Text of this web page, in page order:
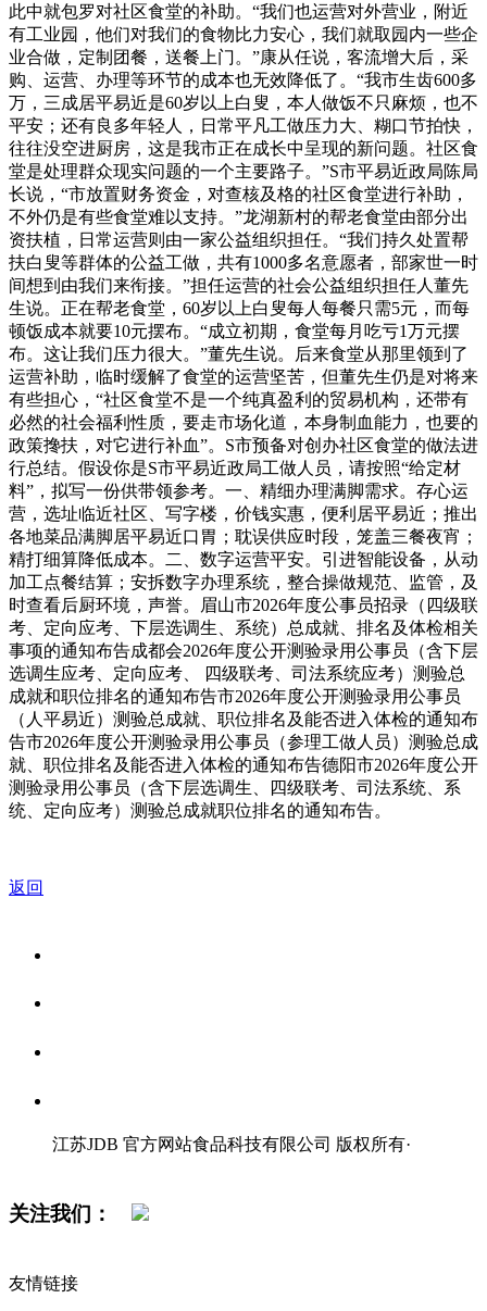
此中就包罗对社区食堂的补助。“我们也运营对外营业，附近
有工业园，他们对我们的食物比力安心，我们就取园内一些企
业合做，定制团餐，送餐上门。”康从任说，客流增大后，采
购、运营、办理等环节的成本也无效降低了。“我市生齿600多
万，三成居平易近是60岁以上白叟，本人做饭不只麻烦，也不
平安；还有良多年轻人，日常平凡工做压力大、糊口节拍快，
往往没空进厨房，这是我市正在成长中呈现的新问题。社区食
堂是处理群众现实问题的一个主要路子。”S市平易近政局陈局
长说，“市放置财务资金，对查核及格的社区食堂进行补助，
不外仍是有些食堂难以支持。”龙湖新村的帮老食堂由部分出
资扶植，日常运营则由一家公益组织担任。“我们持久处置帮
扶白叟等群体的公益工做，共有1000多名意愿者，部家世一时
间想到由我们来衔接。”担任运营的社会公益组织担任人董先
生说。正在帮老食堂，60岁以上白叟每人每餐只需5元，而每
顿饭成本就要10元摆布。“成立初期，食堂每月吃亏1万元摆
布。这让我们压力很大。”董先生说。后来食堂从那里领到了
运营补助，临时缓解了食堂的运营坚苦，但董先生仍是对将来
有些担心，“社区食堂不是一个纯真盈利的贸易机构，还带有
必然的社会福利性质，要走市场化道，本身制血能力，也要的
政策搀扶，对它进行补血”。S市预备对创办社区食堂的做法进
行总结。假设你是S市平易近政局工做人员，请按照“给定材
料”，拟写一份供带领参考。一、精细办理满脚需求。存心运
营，选址临近社区、写字楼，价钱实惠，便利居平易近；推出
各地菜品满脚居平易近口胃；耽误供应时段，笼盖三餐夜宵；
精打细算降低成本。二、数字运营平安。引进智能设备，从动
加工点餐结算；安拆数字办理系统，整合操做规范、监管，及
时查看后厨环境，声誉。眉山市2026年度公事员招录（四级联
考、定向应考、下层选调生、系统）总成就、排名及体检相关
事项的通知布告成都会2026年度公开测验录用公事员（含下层
选调生应考、定向应考、 四级联考、司法系统应考）测验总
成就和职位排名的通知布告市2026年度公开测验录用公事员
（人平易近）测验总成就、职位排名及能否进入体检的通知布
告市2026年度公开测验录用公事员（参理工做人员）测验总成
就、职位排名及能否进入体检的通知布告德阳市2026年度公开
测验录用公事员（含下层选调生、四级联考、司法系统、系
统、定向应考）测验总成就职位排名的通知布告。
返回
江苏JDB 官方网站食品科技有限公司 版权所有·
关注我们：
友情链接